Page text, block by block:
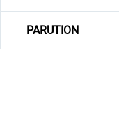
PARUTION